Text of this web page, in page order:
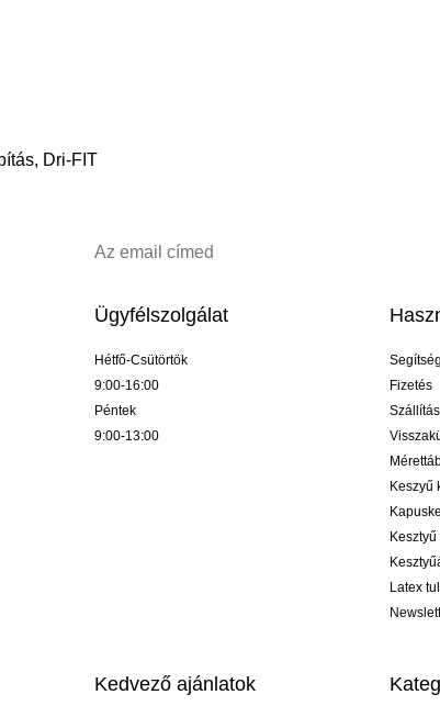
Dri-FIT
Ügyfélszolgálat
Hétfő-Csütörtök
9:00-16:00
Péntek
9:00-13:00
Segítség
Fizetés
Szállítás
Keszyű
Latex
Kedvező ajánlatok